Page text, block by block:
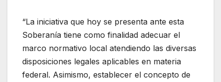
“La iniciativa que hoy se presenta ante esta
Soberanía tiene como finalidad adecuar el
marco normativo local atendiendo las diversas
disposiciones legales aplicables en materia
federal. Asimismo, establecer el concepto de